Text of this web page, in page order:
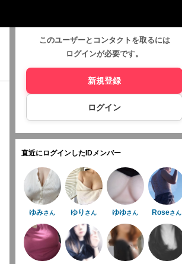
このユーザーとコンタクトを取るには
ログインが必要です。
新規登録
ログイン
直近にログインしたIDメンバー
ゆみさん ゆり さん ゆゆさん Roseさん